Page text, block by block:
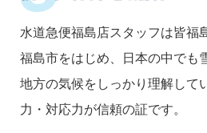
水道急便福島店スタッフは皆福
福島市をはじめ、日本の中でも
地方の気候をしっかり理解して
力・対応力が信頼の証です。